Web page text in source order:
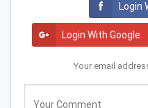
Login
Login With Google
Your email